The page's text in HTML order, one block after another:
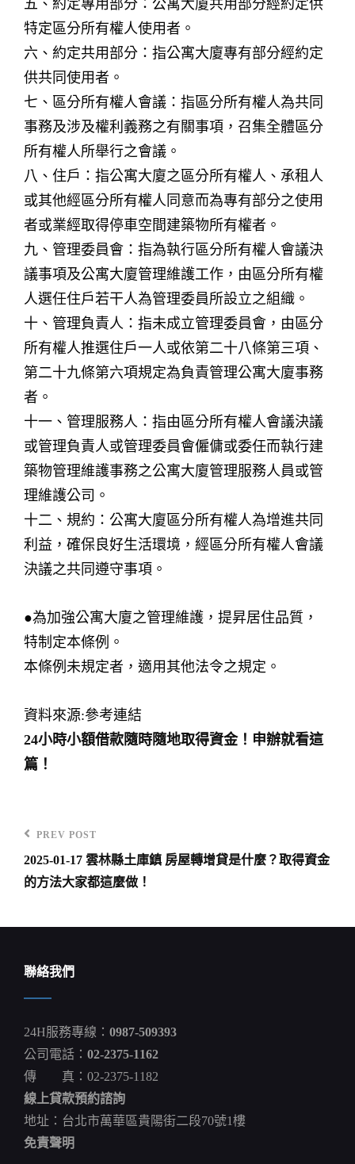
五、約定專用部分：公寓大廈共用部分經約定供
特定區分所有權人使用者。
六、約定共用部分：指公寓大廈專有部分經約定
供共同使用者。
七、區分所有權人會議：指區分所有權人為共同
事務及涉及權利義務之有關事項，召集全體區分
所有權人所舉行之會議。
八、住戶：指公寓大廈之區分所有權人、承租人
或其他經區分所有權人同意而為專有部分之使用
者或業經取得停車空間建築物所有權者。
九、管理委員會：指為執行區分所有權人會議決
議事項及公寓大廈管理維護工作，由區分所有權
人選任住戶若干人為管理委員所設立之組織。
十、管理負責人：指未成立管理委員會，由區分
所有權人推選住戶一人或依第二十八條第三項、
第二十九條第六項規定為負責管理公寓大廈事務
者。
十一、管理服務人：指由區分所有權人會議決議
或管理負責人或管理委員會僱傭或委任而執行建
築物管理維護事務之公寓大廈管理服務人員或管
理維護公司。
十二、規約：公寓大廈區分所有權人為增進共同
利益，確保良好生活環境，經區分所有權人會議
決議之共同遵守事項。
●為加強公寓大廈之管理維護，提昇居住品質，
特制定本條例。
本條例未規定者，適用其他法令之規定。
資料來源:參考連結
24小時小額借款隨時隨地取得資金！申辦就看這
篇！
文
導
Previous
Post
PREV POST
2025-01-17 雲林縣土庫鎮 房屋轉增貸是什麼？取得資金
的方法大家都這麼做！
聯絡我們
24H服務專線： 0987-509393
公司電話： 02-2375-1162
傳 真：02-2375-1182
線上貸款預約諮詢
地址：台北市萬華區貴陽街二段70號1樓
免責聲明